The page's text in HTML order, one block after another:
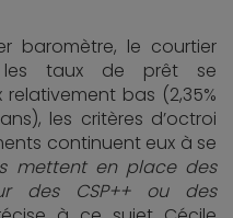
baromètre, le courtier
les taux de prêt se
bas (2,35%
les critères d’octroi
continuent eux à se
mettent en place des
des CSP++ ou des